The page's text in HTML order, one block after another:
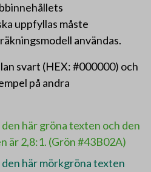
uppfyllas måste
användas.
svart (HEX: #000000) och
på andra
här gröna texten och den
är 2,8:1. (Grön #43B02A)
här mörkgröna texten